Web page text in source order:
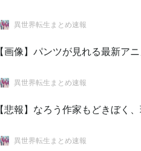
異世界転生まとめ速報
【画像】パンツが見れる最新
異世界転生まとめ速報
【悲報】なろう作家もどきぼく
異世界転生まとめ速報